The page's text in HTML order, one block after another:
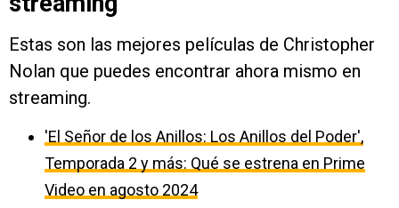
Estas son las mejores películas de Christopher
Nolan que puedes encontrar ahora mismo en
streaming.
'El Señor de los Anillos: Los Anillos del Poder',
Temporada 2 y más: Qué se estrena en Prime
Video en agosto 2024